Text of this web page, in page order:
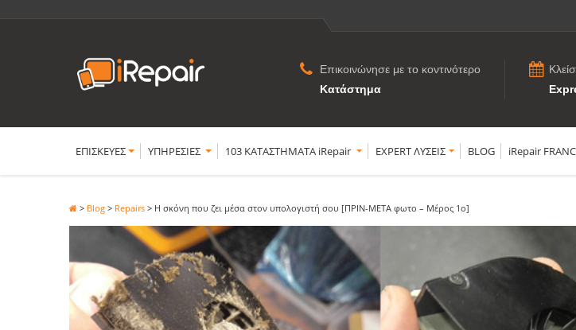
Επικοινώνησε με το κοντινότερο
Κατάστημα
ΕΠΙΣΚΕΥΕΣ YΠΗΡΕΣΙΕΣ 103 ΚΑΤΑΣΤΗΜΑΤΑ iRepair EXPERT ΛΥΣΕΙΣ BLOG iRepair
> Blog > Repairs > Η σκόνη που ζει μέσα στον υπολογιστή σου [ΠΡΙΝ-ΜΕΤΑ φωτο – Μέρος 1ο]